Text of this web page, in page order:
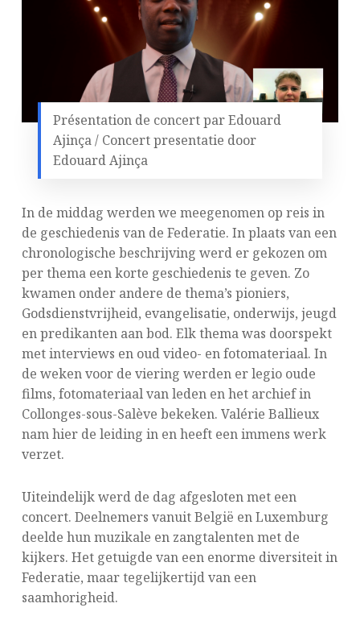
Présentation de concert par Edouard
Ajinça / Concert presentatie door
Edouard Ajinça
In de middag werden we meegenomen op reis in
de geschiedenis van de Federatie. In plaats van een
chronologische beschrijving werd er gekozen om
per thema een korte geschiedenis te geven. Zo
kwamen onder andere de thema’s pioniers,
Godsdienstvrijheid, evangelisatie, onderwijs, jeugd
en predikanten aan bod. Elk thema was doorspekt
met interviews en oud video- en fotomateriaal. In
de weken voor de viering werden er legio oude
films, fotomateriaal van leden en het archief in
Collonges-sous-Salève bekeken. Valérie Ballieux
nam hier de leiding in en heeft een immens werk
verzet.
Uiteindelijk werd de dag afgesloten met een
concert. Deelnemers vanuit België en Luxemburg
deelde hun muzikale en zangtalenten met de
kijkers. Het getuigde van een enorme diversiteit in
Federatie, maar tegelijkertijd van een
saamhorigheid.